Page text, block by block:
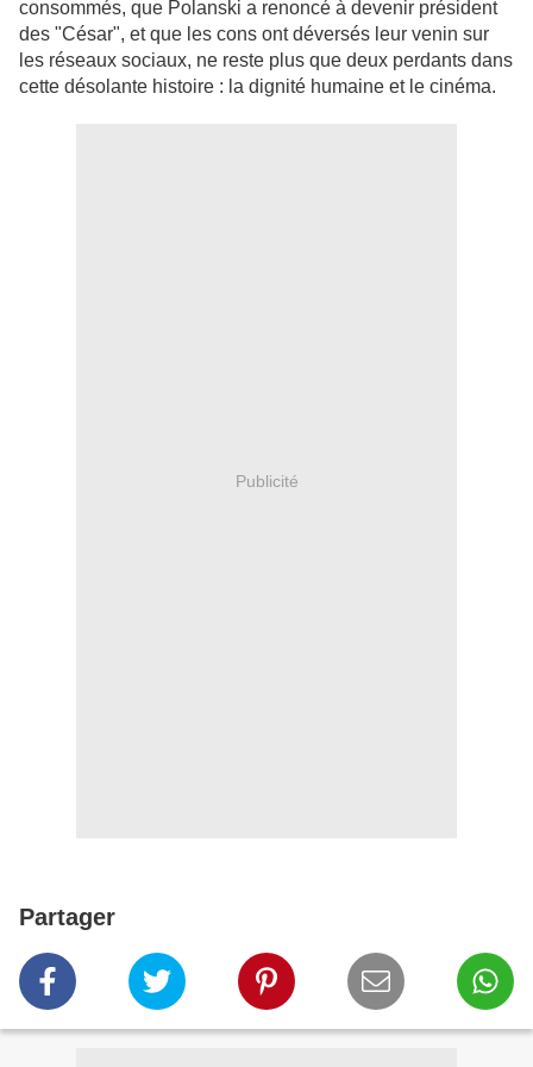
consommés, que Polanski a renoncé à devenir président
des "César", et que les cons ont déversés leur venin sur
les réseaux sociaux, ne reste plus que deux perdants dans
cette désolante histoire : la dignité humaine et le cinéma.
Publicité
Partager